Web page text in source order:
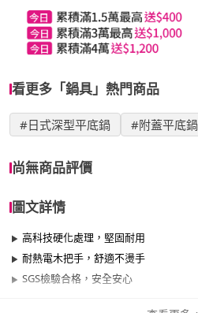
看更多「鍋具」熱門商品
#日式深型平底鍋 #附蓋平底鍋
尚無商品評價
圖文詳情
高科技硬化處理，堅固耐用
耐熱電木把手，舒適不燙手
SGS檢驗合格，安全安心